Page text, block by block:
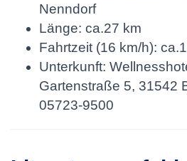
Nenndorf
Länge: ca.27 km
Fahrtzeit (16 km/h):
Unterkunft:
Gartenstraße 5, 31542
05723-9500